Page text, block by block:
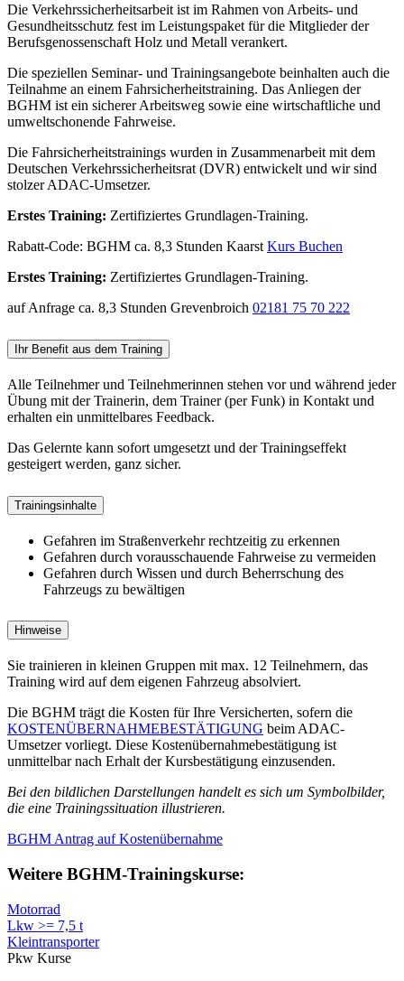
Die Verkehrssicherheitsarbeit ist im Rahmen von Arbeits- und
Gesundheitsschutz fest im Leistungspaket für die Mitglieder der
Berufsgenossenschaft Holz und Metall verankert.
Die speziellen Seminar- und Trainingsangebote beinhalten auch die
Teilnahme an einem Fahrsicherheitstraining. Das Anliegen der
BGHM ist ein sicherer Arbeitsweg sowie eine wirtschaftliche und
umweltschonende Fahrweise.
Die Fahrsicherheitstrainings wurden in Zusammenarbeit mit dem
Deutschen Verkehrssicherheitsrat (DVR) entwickelt und wir sind
stolzer ADAC-Umsetzer.
Erstes Training: Zertifiziertes Grundlagen-Training.
Rabatt-Code: BGHM ca. 8,3 Stunden Kaarst Kurs Buchen
Erstes Training: Zertifiziertes Grundlagen-Training.
auf Anfrage ca. 8,3 Stunden Grevenbroich 02181 75 70 222
Ihr Benefit aus dem Training
Alle Teilnehmer und Teilnehmerinnen stehen vor und während jeder
Übung mit der Trainerin, dem Trainer (per Funk) in Kontakt und
erhalten ein unmittelbares Feedback.
Das Gelernte kann sofort umgesetzt und der Trainingseffekt
gesteigert werden, ganz sicher.
Trainingsinhalte
Gefahren im Straßenverkehr rechtzeitig zu erkennen
Gefahren durch vorausschauende Fahrweise zu vermeiden
Gefahren durch Wissen und durch Beherrschung des
Fahrzeugs zu bewältigen
Hinweise
Sie trainieren in kleinen Gruppen mit max. 12 Teilnehmern, das
Training wird auf dem eigenen Fahrzeug absolviert.
Die BGHM trägt die Kosten für Ihre Versicherten, sofern die
KOSTENÜBERNAHMEBESTÄTIGUNG beim ADAC-
Umsetzer vorliegt. Diese Kostenübernahmebestätigung ist
unmittelbar nach Erhalt der Kursbestätigung einzusenden.
Bei den bildlichen Darstellungen handelt es sich um Symbolbilder,
die eine Trainingssituation illustrieren.
BGHM Antrag auf Kostenübernahme
Weitere BGHM-Trainingskurse:
Motorrad
Lkw >= 7,5 t
Kleintransporter
Pkw Kurse